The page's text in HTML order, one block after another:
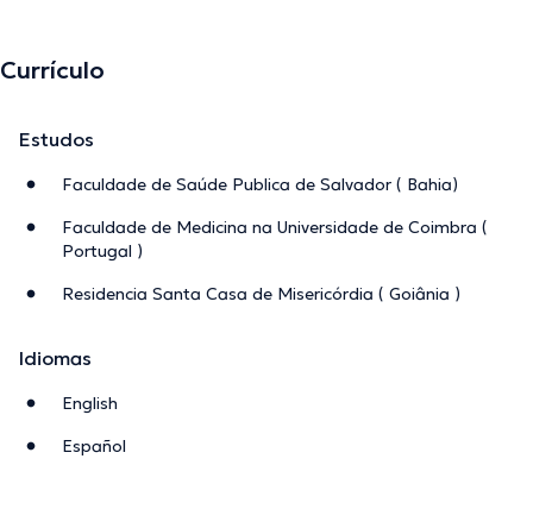
Currículo
Estudos
Faculdade de Saúde Publica de Salvador ( Bahia)
Faculdade de Medicina na Universidade de Coimbra (
Portugal )
Residencia Santa Casa de Misericórdia ( Goiânia )
Idiomas
English
Español